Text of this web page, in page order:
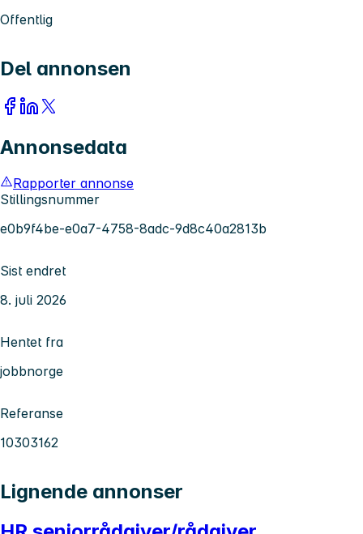
Offentlig
Del annonsen
Annonsedata
Rapporter annonse
Stillingsnummer
e0b9f4be-e0a7-4758-8adc-9d8c40a2813b
Sist endret
8. juli 2026
Hentet fra
jobbnorge
Referanse
10303162
Lignende annonser